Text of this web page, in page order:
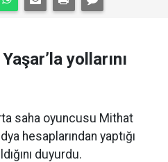
yollarını
saha oyuncusu Mithat
hesaplarından yaptığı
duyurdu.